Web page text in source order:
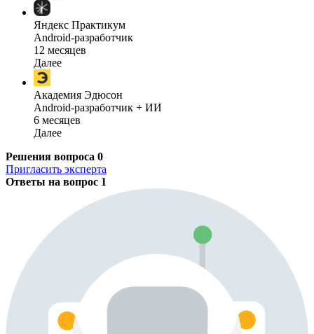
Яндекс Практикум
Android-разработчик
12 месяцев
Далее
Академия Эдюсон
Android-разработчик + ИИ
6 месяцев
Далее
Решения вопроса 0
Пригласить эксперта
Ответы на вопрос 1